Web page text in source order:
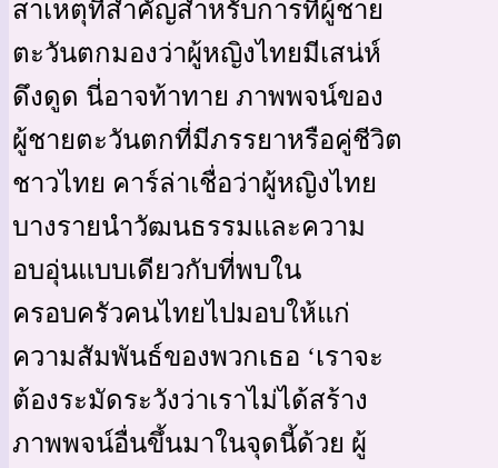
สาเหตุที่สำคัญสำหรับการที่ผู้ชาย
ตะวันตกมองว่าผู้หญิงไทยมีเสน่ห์
ดึงดูด นี่อาจท้าทาย ภาพพจน์ของ
ผู้ชายตะวันตกที่มีภรรยาหรือคู่ชีวิต
ชาวไทย คาร์ล่าเชื่อว่าผู้หญิงไทย
บางรายนำวัฒนธรรมและความ
อบอุ่นแบบเดียวกับที่พบใน
ครอบครัวคนไทยไปมอบให้แก่
ความสัมพันธ์ของพวกเธอ ‘เราจะ
ต้องระมัดระวังว่าเราไม่ได้สร้าง
ภาพพจน์อื่นขึ้นมาในจุดนี้ด้วย ผู้